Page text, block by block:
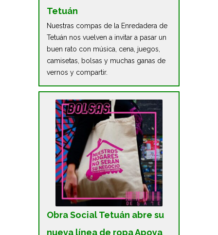
Tetuán
Nuestras compas de la Enredadera de
Tetuán nos vuelven a invitar a pasar un
buen rato con música, cena, juegos,
camisetas, bolsas y muchas ganas de
vernos y compartir.
Obra Social Tetuán abre su
nueva línea de ropa Apoya